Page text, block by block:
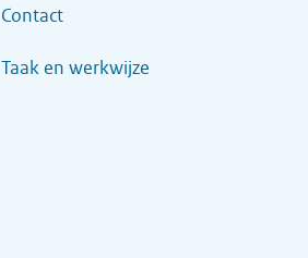
Contact
Taak en werkwijze